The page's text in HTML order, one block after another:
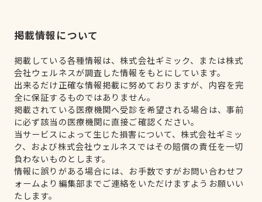
掲載情報について
掲載している各種情報は、株式会社ギミック、または株式
会社ウェルネスが調査した情報をもとにしています。
出来るだけ正確な情報掲載に努めておりますが、内容を完
全に保証するものではありません。
掲載されている医療機関へ受診を希望される場合は、事前
に必ず該当の医療機関に直接ご確認ください。
当サービスによって生じた損害について、株式会社ギミッ
ク、および株式会社ウェルネスではその賠償の責任を一切
負わないものとします。
情報に誤りがある場合には、お手数ですがお問い合わせフ
ォームより編集部までご連絡をいただけますようお願いい
たします。